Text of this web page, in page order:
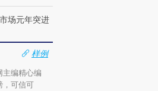
场元年突进
样例
主编精心编
，可信可